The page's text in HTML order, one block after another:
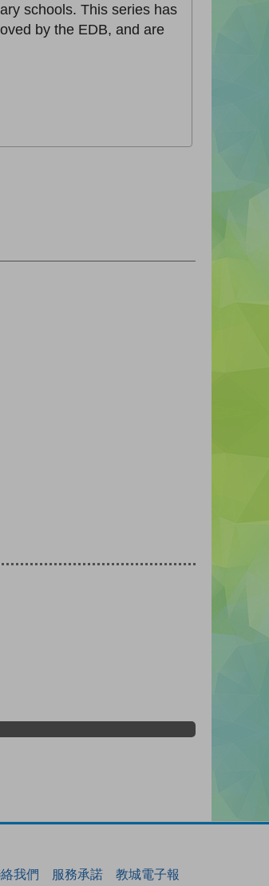
schools. This series has
by the EDB, and are
我們 服務承諾 教城電子報